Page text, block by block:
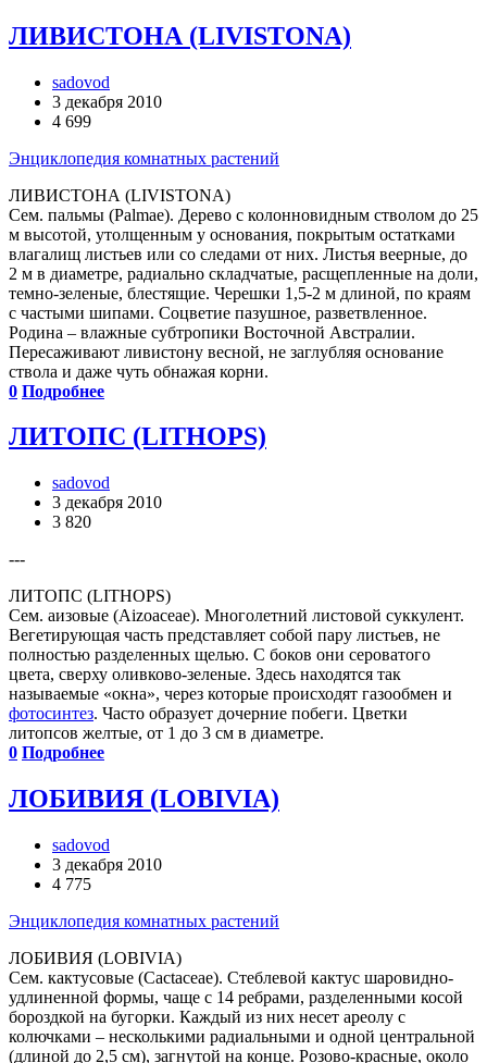
ЛИВИСТОНА (LIVISTONA)
sadovod
3 декабря 2010
4 699
Энциклопедия комнатных растений
ЛИВИСТОНА (LIVISTONA)
Сем. пальмы (Palmae). Дерево с колонновидным стволом до 25
м высотой, утолщенным у основания, покрытым остатками
влагалищ листьев или со следами от них. Листья веерные, до
2 м в диаметре, радиально складчатые, расщепленные на доли,
темно-зеленые, блестящие. Черешки 1,5-2 м длиной, по краям
с частыми шипами. Соцветие пазушное, разветвленное.
Родина – влажные субтропики Восточной Австралии.
Пересаживают ливистону весной, не заглубляя основание
ствола и даже чуть обнажая корни.
0 Подробнее
ЛИТОПС (LITHOPS)
sadovod
3 декабря 2010
3 820
---
ЛИТОПС (LITHOPS)
Сем. аизовые (Aizoaceae). Многолетний листовой суккулент.
Вегетирующая часть представляет собой пару листьев, не
полностью разделенных щелью. С боков они сероватого
цвета, сверху оливково-зеленые. Здесь находятся так
называемые «окна», через которые происходят газообмен и
фотосинтез. Часто образует дочерние побеги. Цветки
литопсов желтые, от 1 до 3 см в диаметре.
0 Подробнее
ЛОБИВИЯ (LOBIVIA)
sadovod
3 декабря 2010
4 775
Энциклопедия комнатных растений
ЛОБИВИЯ (LOBIVIA)
Сем. кактусовые (Cactaceae). Стеблевой кактус шаровидно-
удлиненной формы, чаще с 14 ребрами, разделенными косой
бороздкой на бугорки. Каждый из них несет ареолу с
колючками – несколькими радиальными и одной центральной
(длиной до 2,5 см), загнутой на конце. Розово-красные, около